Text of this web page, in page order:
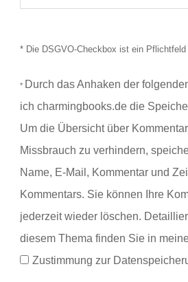
* Die DSGVO-Checkbox ist ein Pflichtfeld
* Durch das Anhaken der
ich charmingbooks.de die
Um die Übersicht über
Missbrauch zu verhindern,
Name, E-Mail, Kommentar und
Kommentars. Sie können Ihre
jederzeit wieder löschen.
diesem Thema finden Sie in
Zustimmung zur